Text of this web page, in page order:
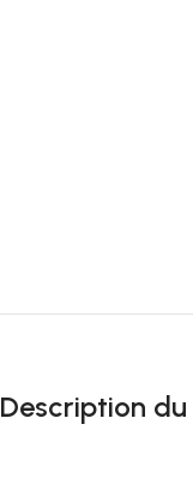
Description